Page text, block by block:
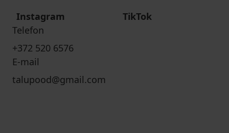
Instagram
TikTok
Telefon
+372 520 6576
E-mail
talupood@gmail.com